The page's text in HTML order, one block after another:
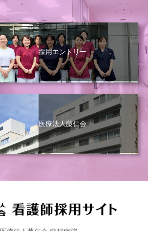
採用エントリー
医療法人藤仁会